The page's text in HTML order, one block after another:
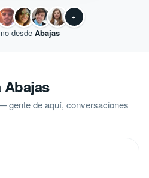
+
desde Abajas
Abajas
gente de aquí, conversaciones